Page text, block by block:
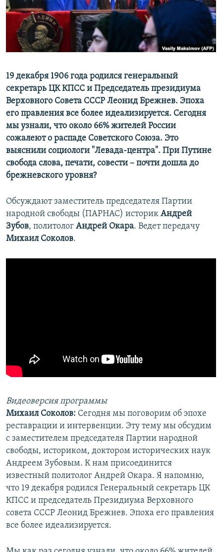
ПОБЕДИТЕЛЕЙ НЕ СУДЯТ?
КРЫМ.НЕПОКОРЕННЫЙ
ELIFBE
ПРИСОЕДИНЯЙТЕСЬ!
Все сайты RFE/RL
19 декабря 1906 года родился генеральный
секретарь ЦК КПСС и Председатель президиума
Верховного Совета СССР Леонид Брежнев. Эпоха
его правления все более идеализируется. Сегодня
мы узнали, что около 66% жителей России
сожалеют о распаде Советского Союза. Это
выяснили социологи "Левада-центра". При Путине
свобода слова, печати, совести – почти дошла до
брежневского уровня?
Обсуждают заместитель председателя Партии
народной свободы (ПАРНАС) историк Андрей
Зубов, политолог Андрей Окара. Ведет передачу
Михаил Соколов.
Видеоверсия программы
Михаил Соколов: Сегодня мы поговорим об эпохе
реставрации и интервенции. Эту тему мы обсудим
с заместителем председателя Партии народной
свободы, историком, доктором исторических наук
Андреем Зубовым. К нам присоединится
известный политолог Андрей Окара. Я напомню,
что 19 декабря родился Генеральный секретарь ЦК
КПСС и председатель Президиума Верховного
совета СССР Леонид Брежнев. Эпоха его правления
все более идеализируется.